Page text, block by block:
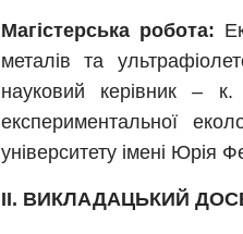
Магістерська робота:
металів та
науковий керівник –
експериментальної
університету імені Юрія
ІІ. ВИКЛАДАЦЬКИЙ